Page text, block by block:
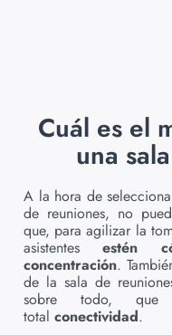
Cuál es el
una
A la hora de
de reuniones, no
que, para agilizar la
asistentesestén
concentración.
de la sala de
sobre todo,
total conectividad.